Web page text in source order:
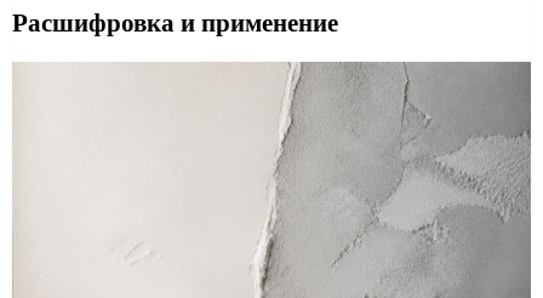
Расшифровка и применение